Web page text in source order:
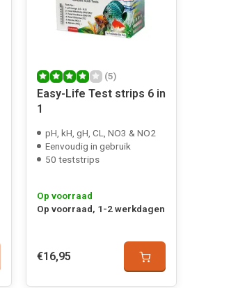
(5)
Easy-Life Test strips 6 in
1
pH, kH, gH, CL, NO3 & NO2
Eenvoudig in gebruik
50 teststrips
Op voorraad
Op voorraad, 1-2 werkdagen
€16,95